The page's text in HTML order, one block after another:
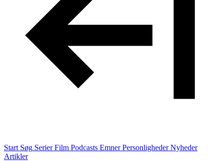
Start Søg Serier Film Podcasts Emner Personligheder Nyheder
Artikler